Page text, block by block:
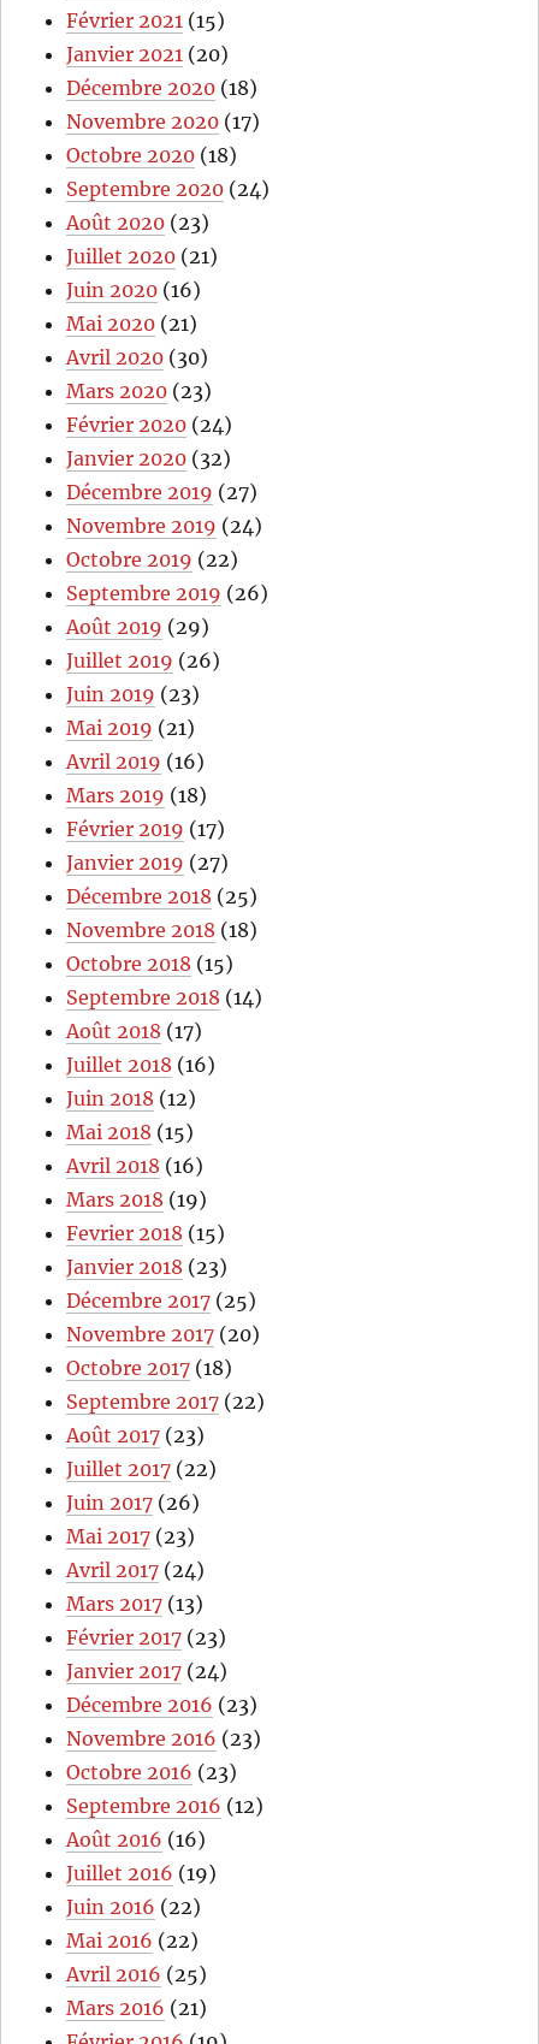
Février 2021 (15)
Janvier 2021 (20)
Décembre 2020 (18)
Novembre 2020 (17)
Octobre 2020 (18)
Septembre 2020 (24)
Août 2020 (23)
Juillet 2020 (21)
Juin 2020 (16)
Mai 2020 (21)
Avril 2020 (30)
Mars 2020 (23)
Février 2020 (24)
Janvier 2020 (32)
Décembre 2019 (27)
Novembre 2019 (24)
Octobre 2019 (22)
Septembre 2019 (26)
Août 2019 (29)
Juillet 2019 (26)
Juin 2019 (23)
Mai 2019 (21)
Avril 2019 (16)
Mars 2019 (18)
Février 2019 (17)
Janvier 2019 (27)
Décembre 2018 (25)
Novembre 2018 (18)
Octobre 2018 (15)
Septembre 2018 (14)
Août 2018 (17)
Juillet 2018 (16)
Juin 2018 (12)
Mai 2018 (15)
Avril 2018 (16)
Mars 2018 (19)
Fevrier 2018 (15)
Janvier 2018 (23)
Décembre 2017 (25)
Novembre 2017 (20)
Octobre 2017 (18)
Septembre 2017 (22)
Août 2017 (23)
Juillet 2017 (22)
Juin 2017 (26)
Mai 2017 (23)
Avril 2017 (24)
Mars 2017 (13)
Février 2017 (23)
Janvier 2017 (24)
Décembre 2016 (23)
Novembre 2016 (23)
Octobre 2016 (23)
Septembre 2016 (12)
Août 2016 (16)
Juillet 2016 (19)
Juin 2016 (22)
Mai 2016 (22)
Avril 2016 (25)
Mars 2016 (21)